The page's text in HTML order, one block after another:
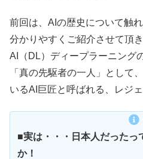
前回は、AIの歴史について触
分かりやすくご紹介させて頂
AI（DL）ディープラーニング
「真の先駆者の一人」として
いるAI巨匠と呼ばれる、レジ
■実は・・・日本人だったっ
か！